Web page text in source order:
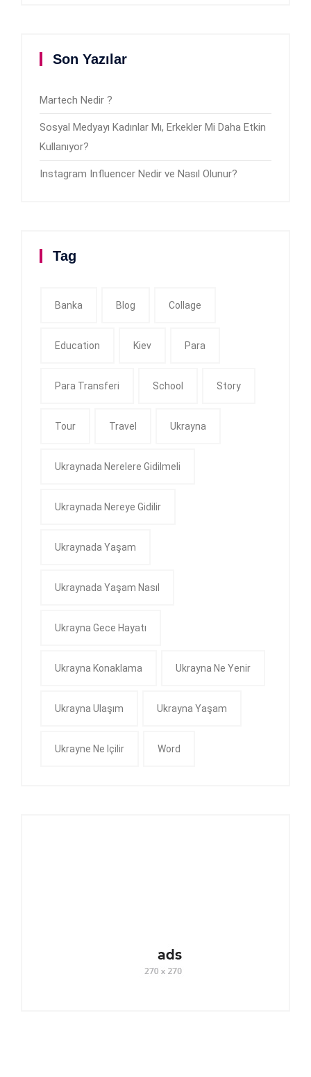
Son Yazılar
Martech Nedir ?
Sosyal Medyayı Kadınlar Mı, Erkekler Mi Daha Etkin
Kullanıyor?
Instagram Influencer Nedir ve Nasıl Olunur?
Tag
Banka Blog Collage
Education Kiev Para
Para Transferi School Story
Tour Travel Ukrayna
Ukraynada Nerelere Gidilmeli
Ukraynada Nereye Gidilir
Ukraynada Yaşam
Ukraynada Yaşam Nasıl
Ukrayna Gece Hayatı
Ukrayna Konaklama Ukrayna Ne Yenir
Ukrayna Ulaşım Ukrayna Yaşam
Ukrayne Ne Içilir Word